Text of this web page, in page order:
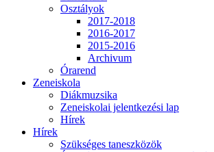
Osztályok
2017-2018
2016-2017
2015-2016
Archivum
Órarend
Zeneiskola
Diákmuzsika
Zeneiskolai jelentkezési lap
Hírek
Hírek
Szükséges taneszközök